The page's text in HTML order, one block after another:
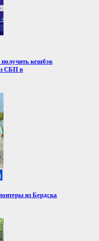
кешбэк
СБП в
из Бердска